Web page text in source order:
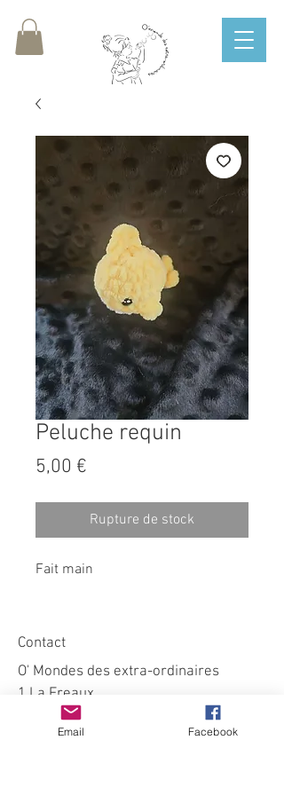
Peluche requin
5,00 €
Rupture de stock
Fait main
Contact
O' Mondes des extra-ordinaires
1 La Freaux
Cersay
79290 Val en Vignes
Email Facebook